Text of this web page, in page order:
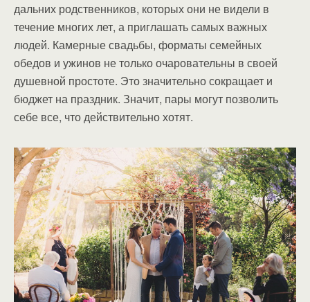
дальних родственников, которых они не видели в
течение многих лет, а приглашать самых важных
людей. Камерные свадьбы, форматы семейных
обедов и ужинов не только очаровательны в своей
душевной простоте. Это значительно сокращает и
бюджет на праздник. Значит, пары могут позволить
себе все, что действительно хотят.